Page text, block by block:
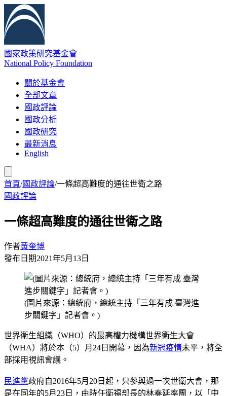
國家政策研究基金會
National Policy Foundation
關於基金會
全部文章
國政評論
國政分析
國政研究
最新消息
English
首頁/國政評論/一條超高難度的通往世衛之路
國政評論
一條超高難度的通往世衛之路
作者黃奎博
發布日期2021年5月13日
(圖片來源：總統府，總統主持「三年有成 臺灣進
步關鍵字」記者會。)
世界衛生組織（WHO）的最高權力機構世界衛生大會
（WHA）將於本（5）月24日開幕，因為新冠疫情未平，將全
部採用視訊會議。
民進黨政府自2016年5月20日起，只參與過一次世衛大會，那
是在同年的5月23日，由時任衛福部長的林奏延率團，以「中